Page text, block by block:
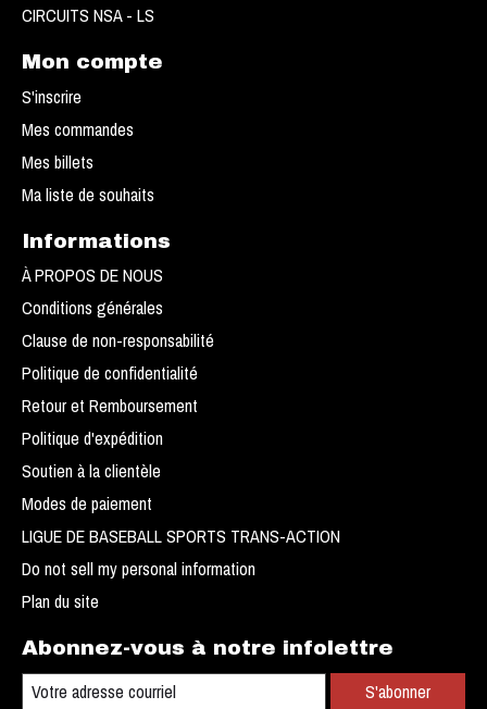
CIRCUITS NSA - LS
Mon compte
S'inscrire
Mes commandes
Mes billets
Ma liste de souhaits
Informations
À PROPOS DE NOUS
Conditions générales
Clause de non-responsabilité
Politique de confidentialité
Retour et Remboursement
Politique d'expédition
Soutien à la clientèle
Modes de paiement
LIGUE DE BASEBALL SPORTS TRANS-ACTION
Do not sell my personal information
Plan du site
Abonnez-vous à notre infolettre
S'abonner